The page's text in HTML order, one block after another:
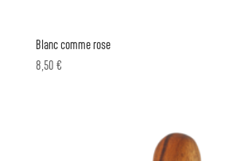
Blanc comme rose
8,50 €